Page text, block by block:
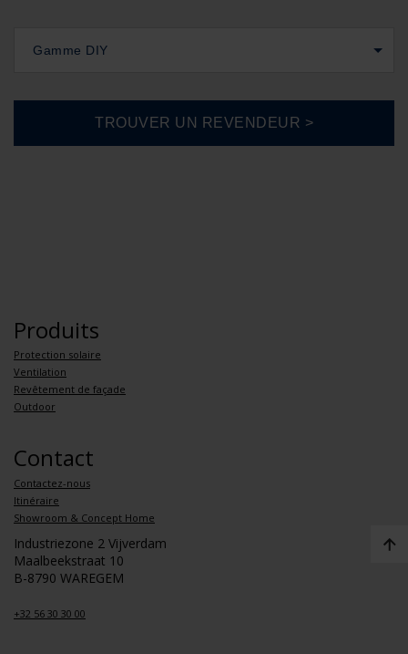
Gamme DIY
Produits
Protection solaire
Ventilation
Revêtement de façade
Outdoor
Contact
Contactez-nous
Itinéraire
Showroom & Concept Home
Industriezone 2 Vijverdam
Maalbeekstraat 10
B-8790 WAREGEM
+32 56 30 30 00